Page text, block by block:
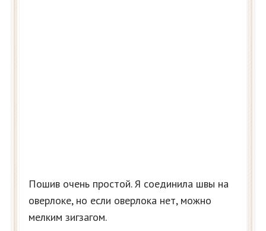
Пошив очень простой. Я соединила швы на
оверлоке, но если оверлока нет, можно
мелким зигзагом.